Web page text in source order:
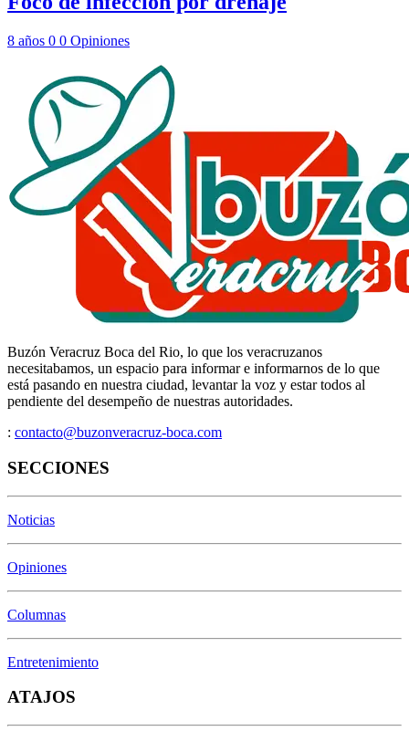
8 años 0 0 Opiniones
Buzón Veracruz Boca del Rio, lo que los veracruzanos
necesitabamos, un espacio para informar e informarnos de lo que
está pasando en nuestra ciudad, levantar la voz y estar todos al
pendiente del desempeño de nuestras autoridades.
: contacto@buzonveracruz-boca.com
SECCIONES
Noticias
Opiniones
Columnas
Entretenimiento
ATAJOS